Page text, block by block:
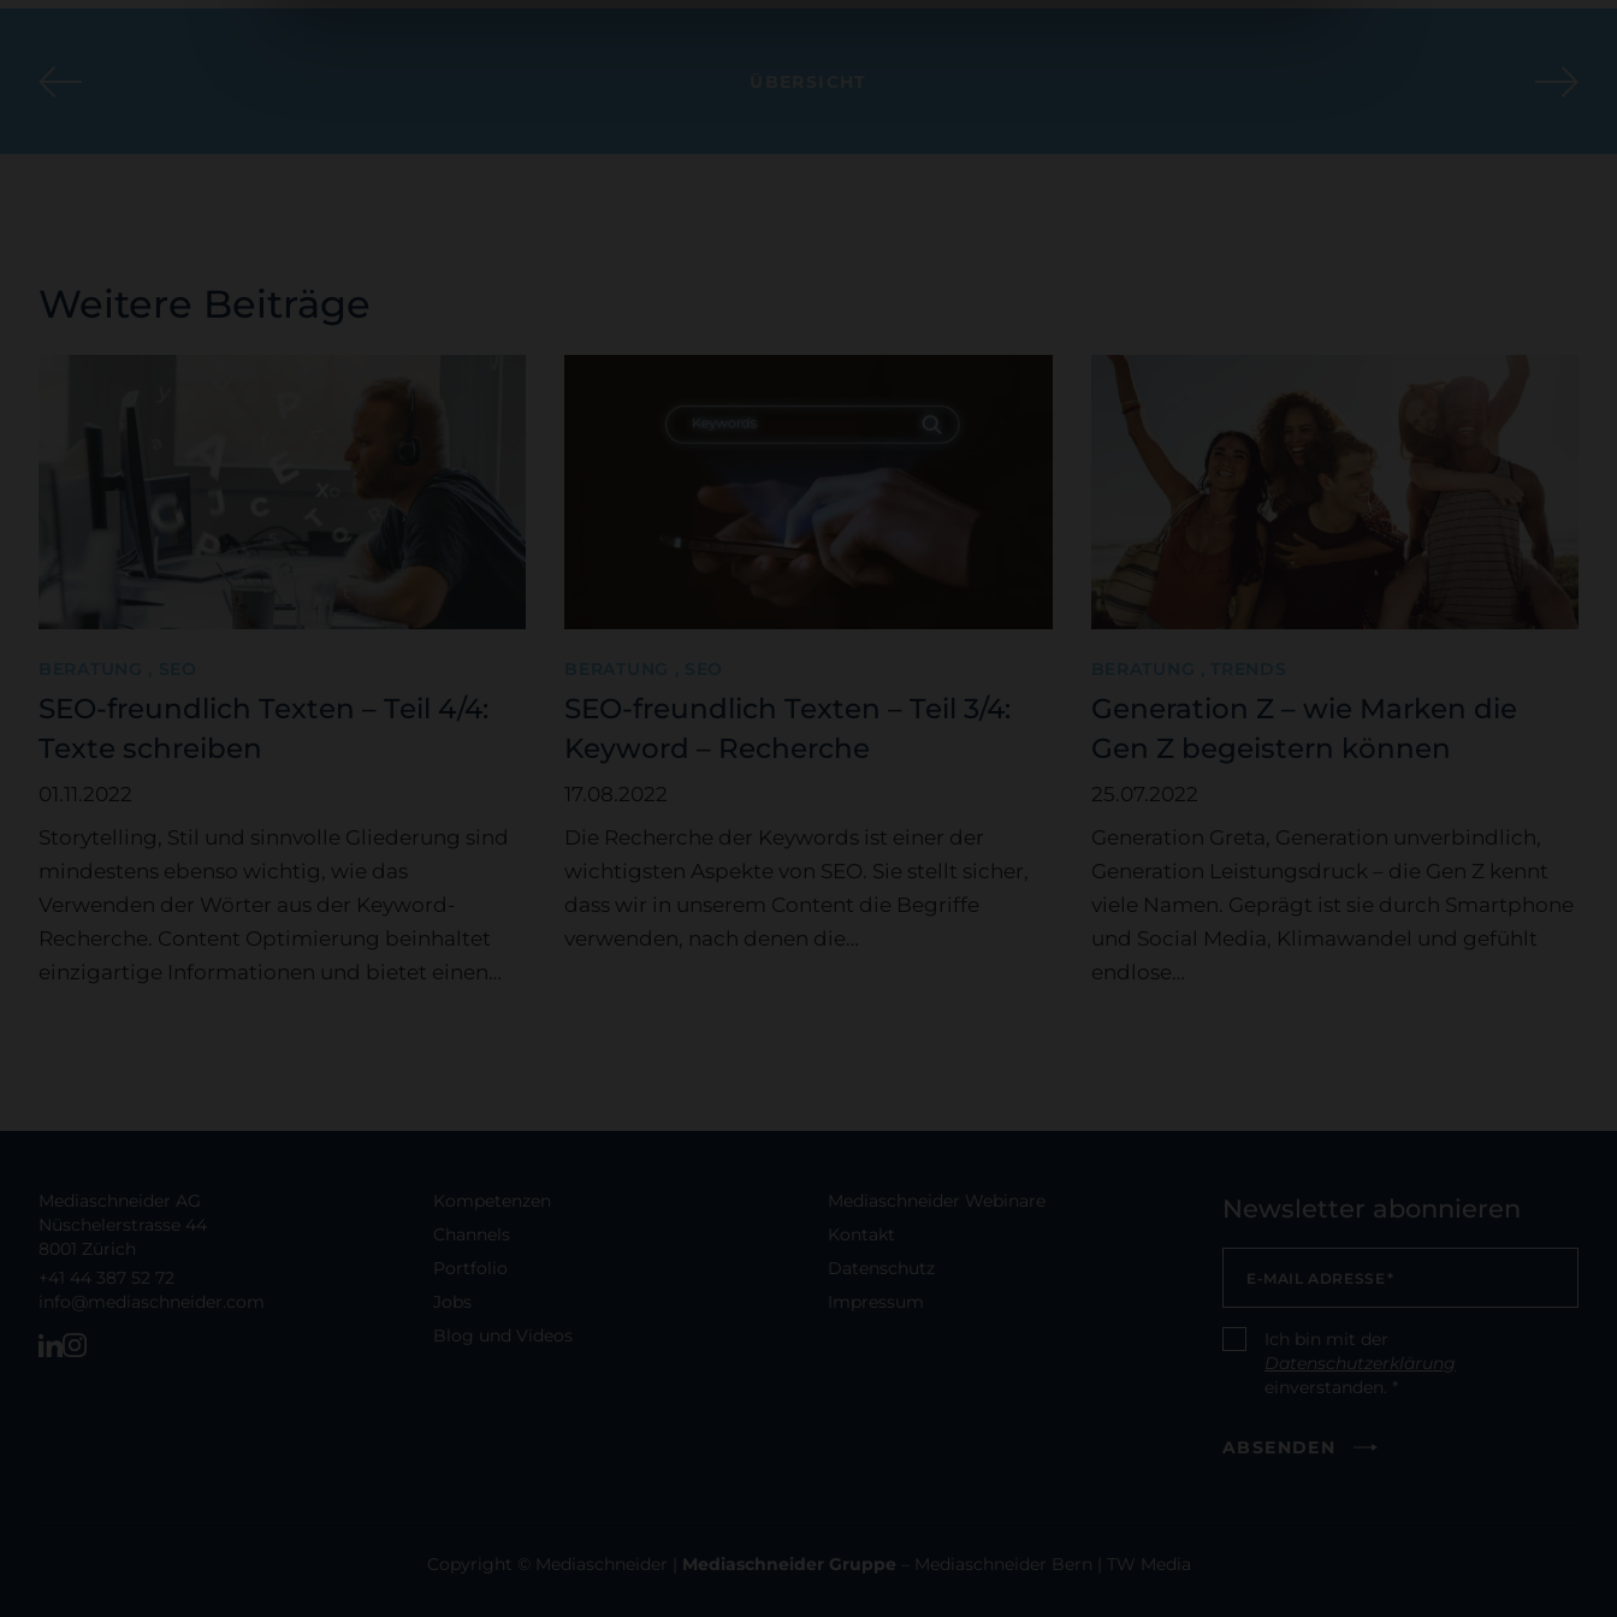
Weitere Beiträge
SEO-freundlich Texten – Teil 4/4:
Texte schreiben
01.11.2022
Storytelling, Stil und sinnvolle Gliederung sind
mindestens ebenso wichtig, wie das
Verwenden der Wörter aus der Keyword-
Recherche. Content Optimierung beinhaltet
einzigartige Informationen und bietet einen…
SEO-freundlich Texten – Teil 3/4:
Keyword – Recherche
17.08.2022
Die Recherche der Keywords ist einer der
wichtigsten Aspekte von SEO. Sie stellt sicher,
dass wir in unserem Content die Begriffe
verwenden, nach denen die…
Generation Z – wie Marken die
Gen Z begeistern können
25.07.2022
Generation Greta, Generation unverbindlich,
Generation Leistungsdruck – die Gen Z kennt
viele Namen. Geprägt ist sie durch Smartphone
und Social Media, Klimawandel und gefühlt
endlose…
Mediaschneider AG
Nüschelerstrasse 44
8001 Zürich
+41 44 387 52 72
info@mediaschneider.com
Kompetenzen
Channels
Portfolio
Jobs
Blog und Videos
Mediaschneider Webinare
Kontakt
Datenschutz
Impressum
Newsletter abonnieren
E-MAIL ADRESSE *
CONSENT
Ich bin mit der
Datenschutzerklärung
einverstanden. *
ABSENDEN
Copyright © Mediaschneider Mediaschneider Gruppe Mediaschneider Bern TW Media